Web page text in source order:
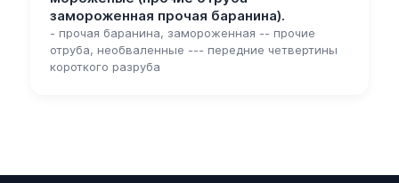
замороженная прочая баранина).
- прочая баранина, замороженная -- прочие
отруба, необваленные --- передние четвертины
короткого разруба